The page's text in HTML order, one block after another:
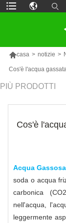
casa > notizie >
Cos'è l'acqua
PIÙ PRODOTTI
Cos'è
Acqua Gassosa
soda o acqua
carbonica
nell'acqua,
leggermente